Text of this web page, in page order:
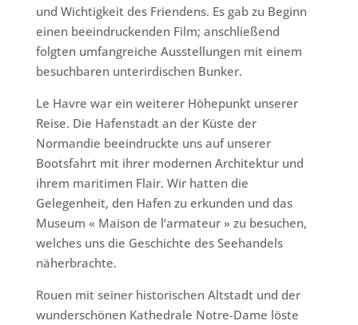
und Wichtigkeit des Friendens. Es gab zu Beginn
einen beeindruckenden Film; anschließend
folgten umfangreiche Ausstellungen mit einem
besuchbaren unterirdischen Bunker.
Le Havre war ein weiterer Höhepunkt unserer
Reise. Die Hafenstadt an der Küste der
Normandie beeindruckte uns auf unserer
Bootsfahrt mit ihrer modernen Architektur und
ihrem maritimen Flair. Wir hatten die
Gelegenheit, den Hafen zu erkunden und das
Museum « Maison de l‘armateur » zu besuchen,
welches uns die Geschichte des Seehandels
näherbrachte.
Rouen mit seiner historischen Altstadt und der
wunderschönen Kathedrale Notre-Dame löste